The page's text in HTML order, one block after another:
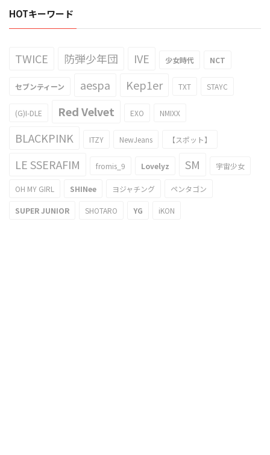
HOTキーワード
TWICE 防弾少年団 IVE 少女時代 NCT
セブンティーン aespa Kep1er TXT STAYC
(G)I-DLE Red Velvet EXO NMIXX
BLACKPINK ITZY NewJeans 【スポット】
LE SSERAFIM fromis_9 Lovelyz SM 宇宙少女
OH MY GIRL SHINee ヨジャチング ペンタゴン
SUPER JUNIOR SHOTARO YG iKON